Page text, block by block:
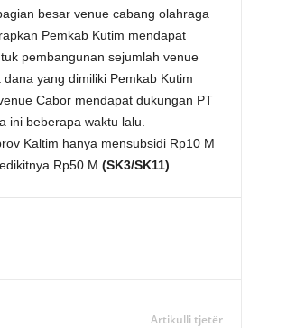
besar venue cabang olahraga
Pemkab Kutim mendapat
pembangunan sejumlah venue
yang dimiliki Pemkab Kutim
Cabor mendapat dukungan PT
ini beberapa waktu lalu.
Kaltim hanya mensubsidi Rp10 M
Rp50 M. (SK3/SK11)
Artikulli tjetër